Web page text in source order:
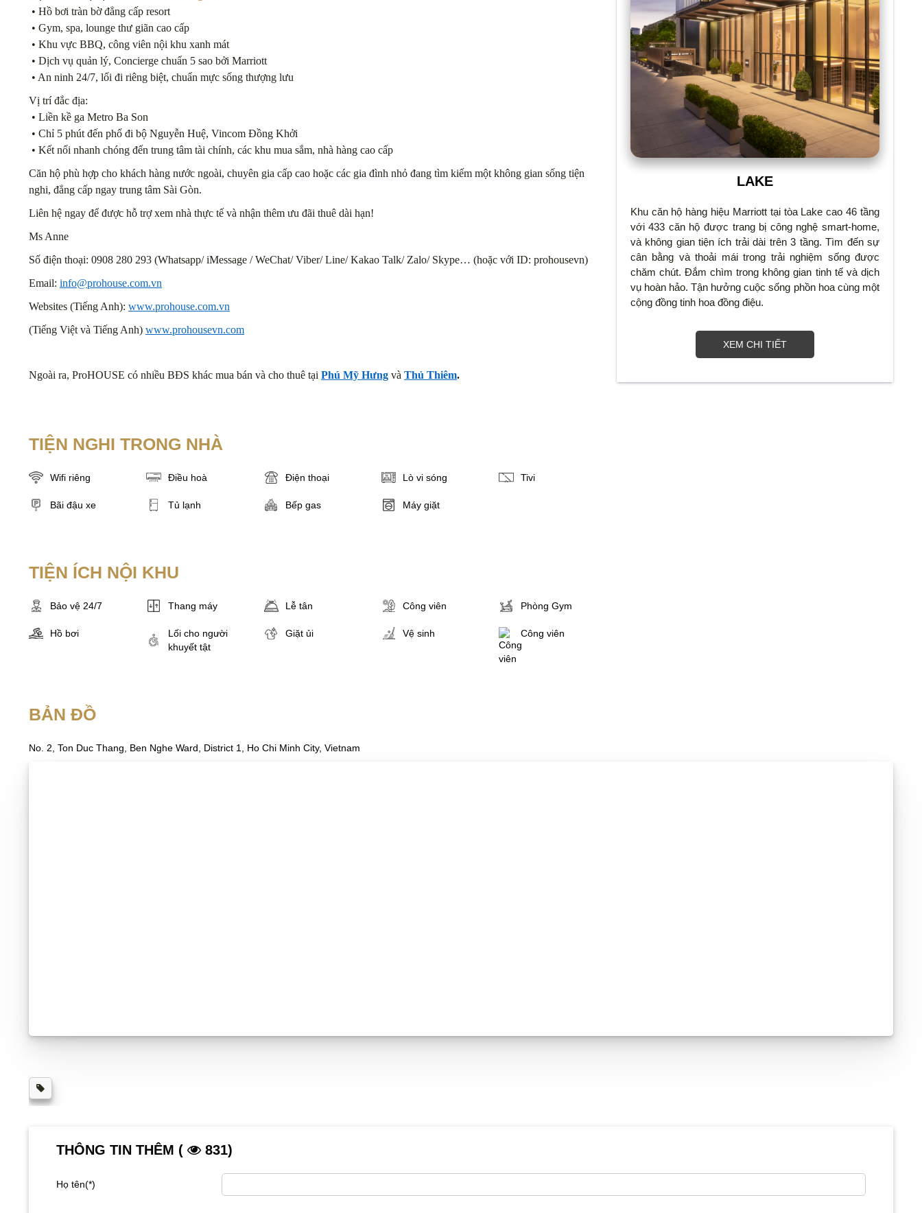
• Hồ bơi tràn bờ đẳng cấp resort
• Gym, spa, lounge thư giãn cao cấp
• Khu vực BBQ, công viên nội khu xanh mát
• Dịch vụ quản lý, Concierge chuẩn 5 sao bởi Marriott
• An ninh 24/7, lối đi riêng biệt, chuẩn mực sống thượng lưu
Vị trí đắc địa:
• Liền kề ga Metro Ba Son
• Chỉ 5 phút đến phố đi bộ Nguyễn Huệ, Vincom Đồng Khởi
• Kết nối nhanh chóng đến trung tâm tài chính, các khu mua sắm, nhà hàng cao cấp
Căn hộ phù hợp cho khách hàng nước ngoài, chuyên gia cấp cao hoặc các gia đình nhỏ đang tìm kiếm một không gian sống tiện
nghi, đẳng cấp ngay trung tâm Sài Gòn.
Liên hệ ngay để được hỗ trợ xem nhà thực tế và nhận thêm ưu đãi thuê dài hạn!
Ms Anne
Số điện thoại: 0908 280 293 (Whatsapp/ iMessage / WeChat/ Viber/ Line/ Kakao Talk/ Zalo/ Skype… (hoặc với ID: prohousevn)
Email: info@prohouse.com.vn
Websites (Tiếng Anh): www.prohouse.com.vn
(Tiếng Việt và Tiếng Anh) www.prohousevn.com
Ngoài ra, ProHOUSE có nhiều BĐS khác mua bán và cho thuê tại Phú Mỹ Hưng và Thủ Thiêm.
TIỆN NGHI TRONG NHÀ
Wifi riêng Điều hoà Điện thoại Lò vi sóng Tivi
Bãi đậu xe Tủ lạnh Bếp gas Máy giặt
TIỆN ÍCH NỘI KHU
Bảo vệ 24/7 Thang máy Lễ tân Công viên Phòng Gym
Hồ bơi
Lối cho người
khuyết tật
Giặt ủi Vệ sinh Công viên
LAKE
Khu căn hộ hàng hiệu Marriott tại tòa Lake cao 46 tầng
với 433 căn hộ được trang bị công nghệ smart-home,
và không gian tiện ích trải dài trên 3 tầng. Tìm đến sự
cân bằng và thoải mái trong trải nghiệm sống được
chăm chút. Đắm chìm trong không gian tinh tế và dịch
vụ hoàn hảo. Tận hưởng cuộc sống phồn hoa cùng một
cộng đồng tinh hoa đồng điệu.
XEM CHI TIẾT
BẢN ĐỒ
No. 2, Ton Duc Thang, Ben Nghe Ward, District 1, Ho Chi Minh City, Vietnam
THÔNG TIN THÊM ( 831)
Họ tên(*)